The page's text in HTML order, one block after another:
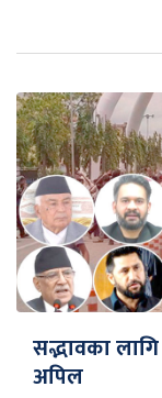
सद्भावका
अपिल